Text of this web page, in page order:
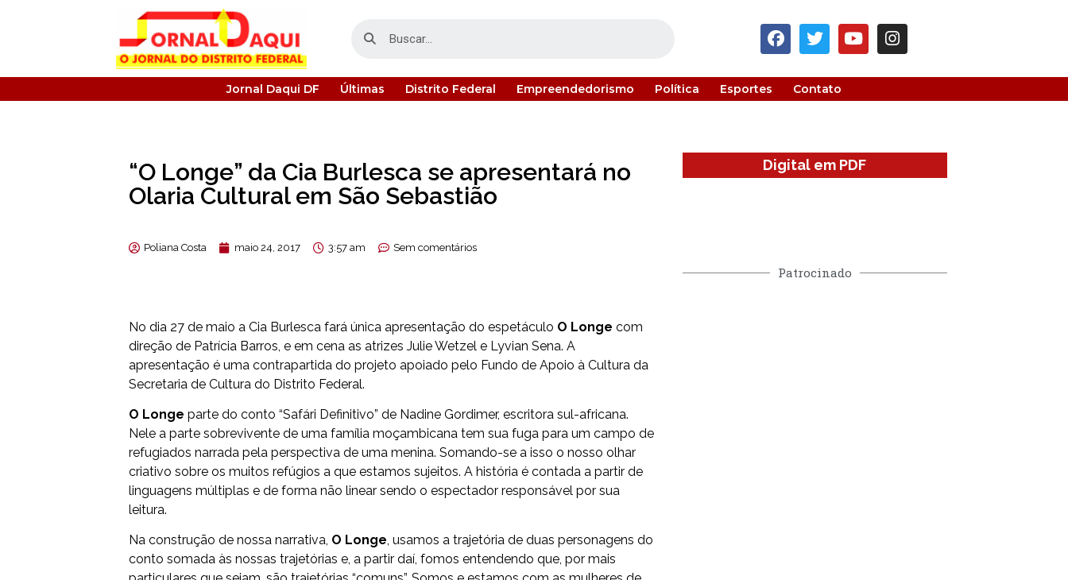
Jornal Daqui DF Últimas Distrito Federal Empreendedorismo Política Esportes Contato
“O Longe” da Cia Burlesca se apresentará no
Olaria Cultural em São Sebastião
Poliana Costa maio 24, 2017 3:57 am Sem comentários
No dia 27 de maio a Cia Burlesca fará única apresentação do espetáculo O Longe com
direção de Patrícia Barros, e em cena as atrizes Julie Wetzel e Lyvian Sena. A
apresentação é uma contrapartida do projeto apoiado pelo Fundo de Apoio à Cultura da
Secretaria de Cultura do Distrito Federal.
O Longe parte do conto “Safári Definitivo” de Nadine Gordimer, escritora sul-africana.
Nele a parte sobrevivente de uma família moçambicana tem sua fuga para um campo de
refugiados narrada pela perspectiva de uma menina. Somando-se a isso o nosso olhar
criativo sobre os muitos refúgios a que estamos sujeitos. A história é contada a partir de
linguagens múltiplas e de forma não linear sendo o espectador responsável por sua
leitura.
Na construção de nossa narrativa, O Longe, usamos a trajetória de duas personagens do
conto somada às nossas trajetórias e, a partir daí, fomos entendendo que, por mais
Digital em PDF
Patrocinado